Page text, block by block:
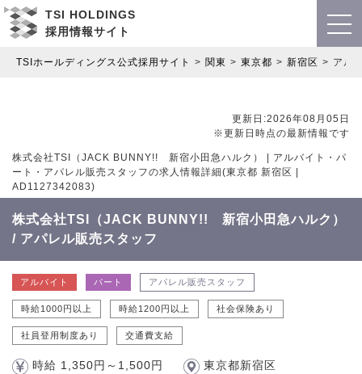
TSI HOLDINGS
採用情報サイト
TSIホールディングス公式採用サイト 関東 東京都 新宿区 アル
更新日:2026年08月05日
※更新日時点の最新情報です
株式会社TSI（JACK BUNNY!! 新宿小田急ハルク） | アルバイト・パ
ート・アパレル販売スタッフの求人情報詳細(東京都 新宿区 |
AD1127342083)
株式会社TSI（JACK BUNNY!! 新宿小田急ハルク）
/ アパレル販売スタッフ
アルバイト パート アパレル販売スタッフ
時給1000円以上 時給1200円以上 社会保険あり
社員登用制度あり 交通費支給
時給 1,350円～1,500円 東京都新宿区